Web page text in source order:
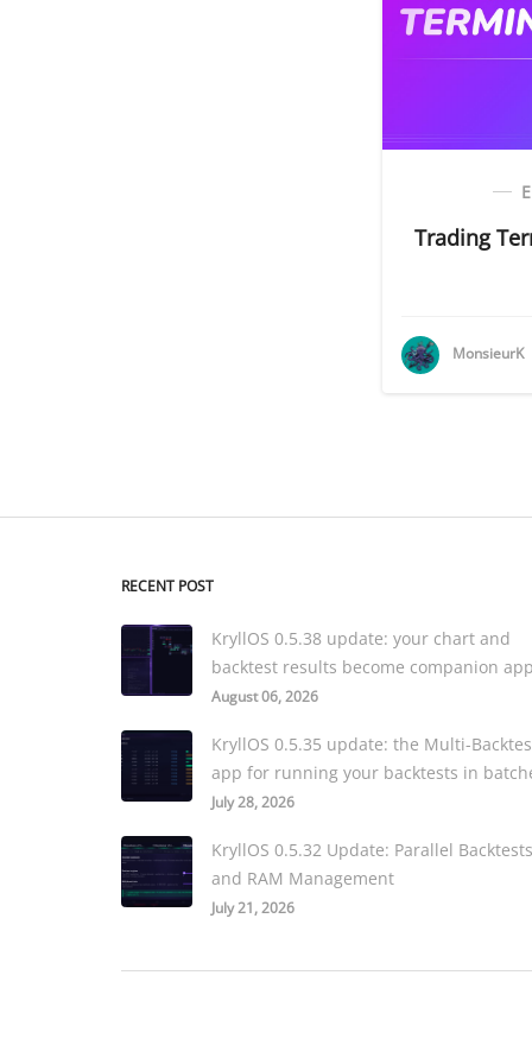
Trading
MonsieurK
RECENT POST
KryllOS 0.5.38 update: your chart and
backtest results become companion
August 06, 2026
KryllOS 0.5.35 update: the Multi-
app for running your backtests in
July 28, 2026
KryllOS 0.5.32 Update: Parallel Backtests
and RAM Management
July 21, 2026